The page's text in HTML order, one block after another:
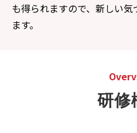
も得られますので、新しい
ます。
研修